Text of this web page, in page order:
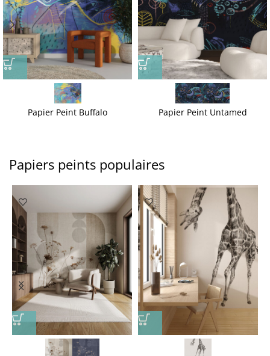
Papier Peint Buffalo Papier Peint Untamed
Papiers peints populaires